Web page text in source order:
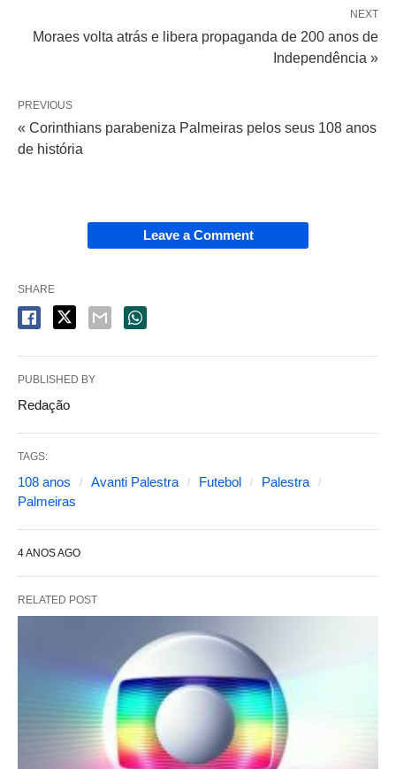
NEXT
Moraes volta atrás e libera propaganda de 200 anos de
Independência »
PREVIOUS
« Corinthians parabeniza Palmeiras pelos seus 108 anos
de história
Leave a Comment
SHARE
PUBLISHED BY
Redação
TAGS:
108 anos Avanti Palestra Futebol
Palestra
Palmeiras
4 ANOS AGO
RELATED POST